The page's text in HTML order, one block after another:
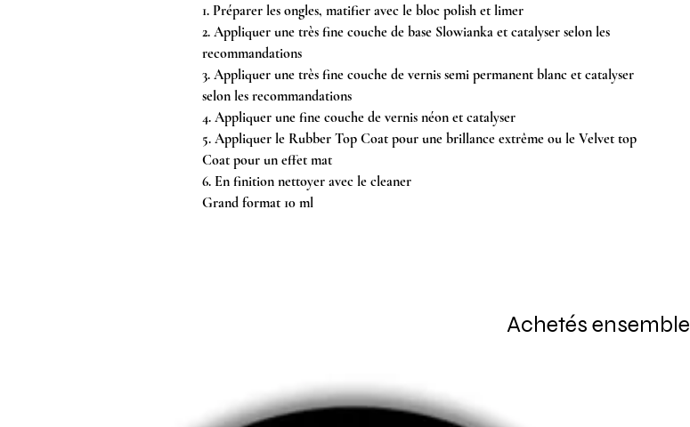
1. Préparer les ongles, matifier avec le bloc polish et limer
2. Appliquer une très fine couche de base Slowianka et catalyser selon les
recommandations
3. Appliquer une très fine couche de vernis semi permanent blanc et catalyser
selon les recommandations
4. Appliquer une fine couche de vernis néon et catalyser
5. Appliquer le Rubber Top Coat pour une brillance extrême ou le Velvet top
Coat pour un effet mat
6. En finition nettoyer avec le cleaner
Grand format 10 ml
Achetés ensemble